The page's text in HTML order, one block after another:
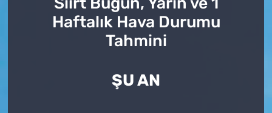
Haftalık Hava Durumu
Tahmini
ŞU AN